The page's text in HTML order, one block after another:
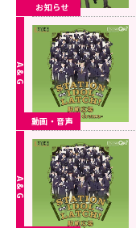
お知らせ
動画・音声